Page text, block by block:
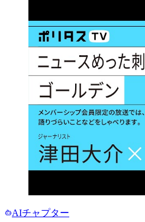
AIチャプター